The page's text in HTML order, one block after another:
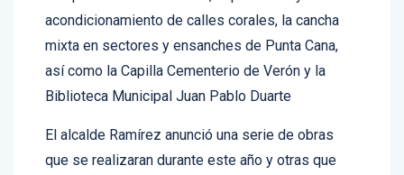
acondicionamiento de calles corales, la cancha
mixta en sectores y ensanches de Punta Cana,
así como la Capilla Cementerio de Verón y la
Biblioteca Municipal Juan Pablo Duarte
El alcalde Ramírez anunció una serie de obras
que se realizaran durante este año y otras que